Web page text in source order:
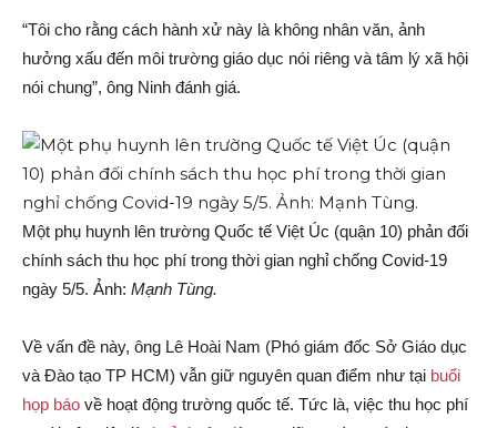
“Tôi cho rằng cách hành xử này là không nhân văn, ảnh
hưởng xấu đến môi trường giáo dục nói riêng và tâm lý xã hội
nói chung”, ông Ninh đánh giá.
Một phụ huynh lên trường Quốc tế Việt Úc (quận 10) phản đối
chính sách thu học phí trong thời gian nghỉ chống Covid-19
ngày 5/5. Ảnh: Mạnh Tùng.
Về vấn đề này, ông Lê Hoài Nam (Phó giám đốc Sở Giáo dục
và Đào tạo TP HCM) vẫn giữ nguyên quan điểm như tại buổi
họp báo về hoạt động trường quốc tế. Tức là, việc thu học phí